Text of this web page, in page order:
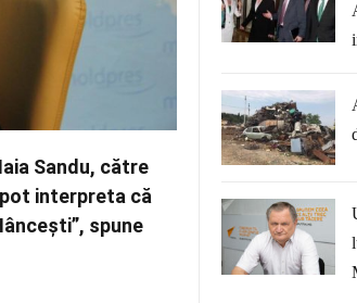
Sandu, către
interpreta că
spune